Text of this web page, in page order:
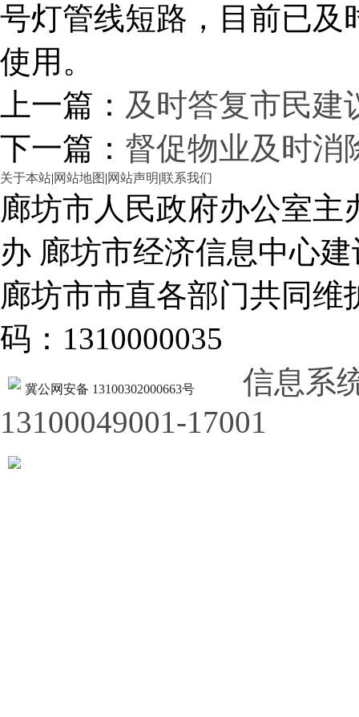
号灯管线短路，目前已及
使用。
上一篇： 及时答复市民建
下一篇： 督促物业及时消
关于本站|网站地图 |网站声明|联系我们
廊坊市人民政府办公室
办 廊坊市经济信息中心建
廊坊市市直各部门共同
码：1310000035
冀公网安备 13100302000663号
信息系
13100049001-17001